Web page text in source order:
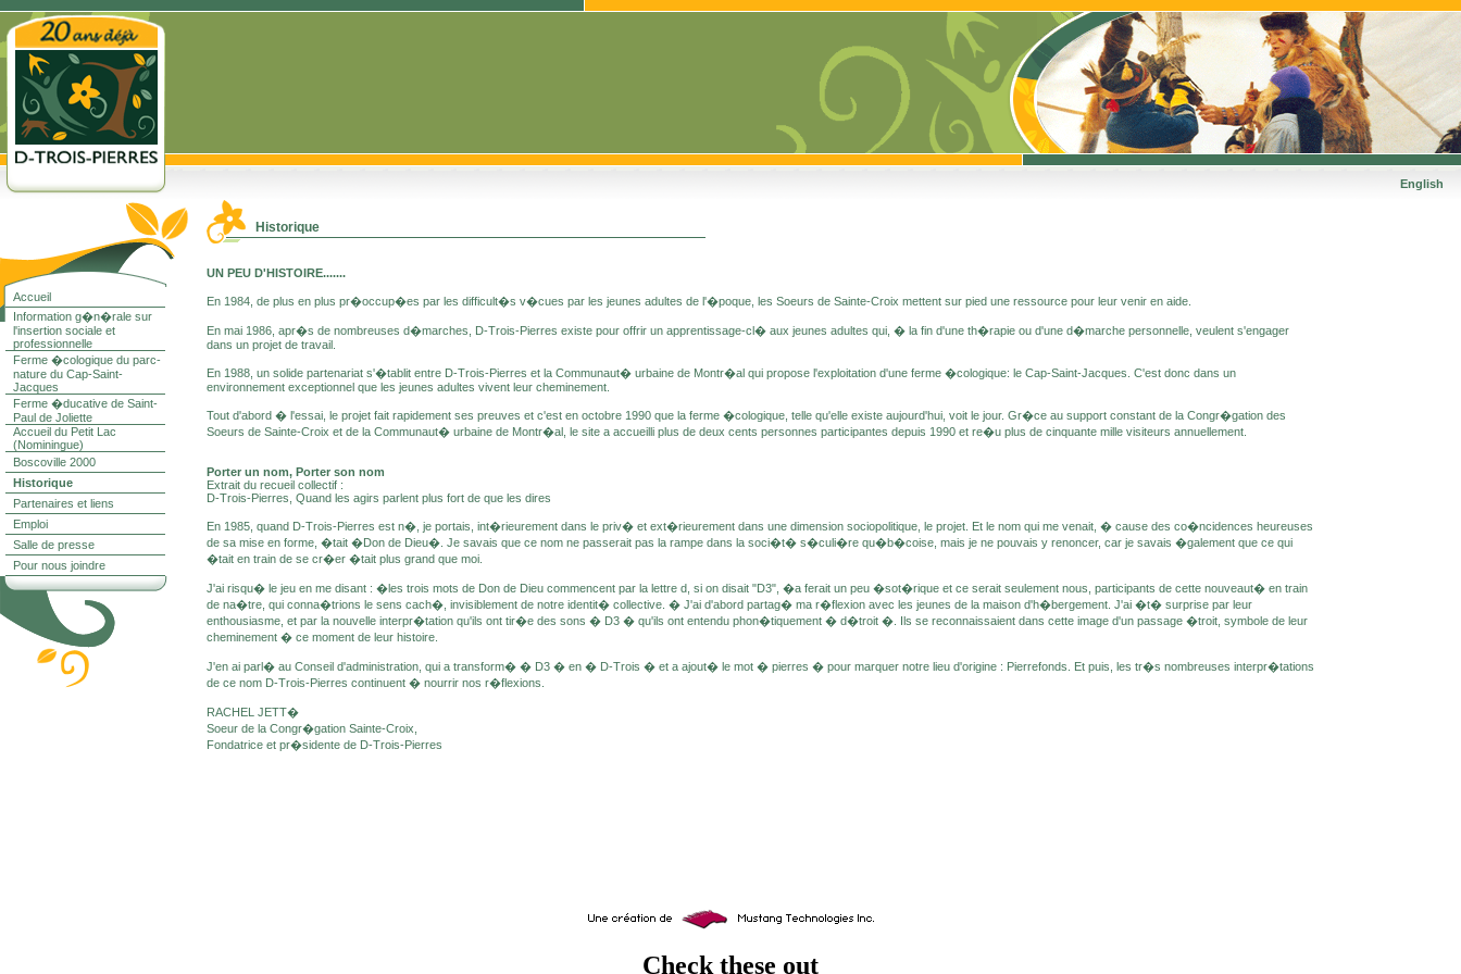
English
Accueil
Information g�n�rale sur
l'insertion sociale et
professionnelle
Ferme �cologique du parc-
nature du Cap-Saint-
Jacques
Ferme �ducative de Saint-
Paul de Joliette
Accueil du Petit Lac
(Nominingue)
Boscoville 2000
Historique
Partenaires et liens
Emploi
Salle de presse
Pour nous joindre
Historique
UN PEU D'HISTOIRE.......
En 1984, de plus en plus pr�occup�es par les difficult�s v�cues par les jeunes adultes de l'�poque, les Soeurs de Sainte-Croix mettent sur pied une ressource pour leur venir en aide.
En mai 1986, apr�s de nombreuses d�marches, D-Trois-Pierres existe pour offrir un apprentissage-cl� aux jeunes adultes qui, � la fin d'une th�rapie ou d'une d�marche personnelle, veulent s'engager
dans un projet de travail.
En 1988, un solide partenariat s'�tablit entre D-Trois-Pierres et la Communaut� urbaine de Montr�al qui propose l'exploitation d'une ferme �cologique: le Cap-Saint-Jacques. C'est donc dans un
environnement exceptionnel que les jeunes adultes vivent leur cheminement.
Tout d'abord � l'essai, le projet fait rapidement ses preuves et c'est en octobre 1990 que la ferme �cologique, telle qu'elle existe aujourd'hui, voit le jour. Gr�ce au support constant de la Congr�gation des
Soeurs de Sainte-Croix et de la Communaut� urbaine de Montr�al, le site a accueilli plus de deux cents personnes participantes depuis 1990 et re�u plus de cinquante mille visiteurs annuellement.
Porter un nom, Porter son nom
Extrait du recueil collectif :
D-Trois-Pierres, Quand les agirs parlent plus fort de que les dires
En 1985, quand D-Trois-Pierres est n�, je portais, int�rieurement dans le priv� et ext�rieurement dans une dimension sociopolitique, le projet. Et le nom qui me venait, � cause des co�ncidences heureuses
de sa mise en forme, �tait �Don de Dieu�. Je savais que ce nom ne passerait pas la rampe dans la soci�t� s�culi�re qu�b�coise, mais je ne pouvais y renoncer, car je savais �galement que ce qui
�tait en train de se cr�er �tait plus grand que moi.
J'ai risqu� le jeu en me disant : �les trois mots de Don de Dieu commencent par la lettre d, si on disait "D3", �a ferait un peu �sot�rique et ce serait seulement nous, participants de cette nouveaut� en train
de na�tre, qui conna�trions le sens cach�, invisiblement de notre identit� collective. � J'ai d'abord partag� ma r�flexion avec les jeunes de la maison d'h�bergement. J'ai �t� surprise par leur
enthousiasme, et par la nouvelle interpr�tation qu'ils ont tir�e des sons � D3 � qu'ils ont entendu phon�tiquement � d�troit �. Ils se reconnaissaient dans cette image d'un passage �troit, symbole de leur
cheminement � ce moment de leur histoire.
J'en ai parl� au Conseil d'administration, qui a transform� � D3 � en � D-Trois � et a ajout� le mot � pierres � pour marquer notre lieu d'origine : Pierrefonds. Et puis, les tr�s nombreuses interpr�tations
de ce nom D-Trois-Pierres continuent � nourrir nos r�flexions.
RACHEL JETT�
Soeur de la Congr�gation Sainte-Croix,
Fondatrice et pr�sidente de D-Trois-Pierres
Check these out